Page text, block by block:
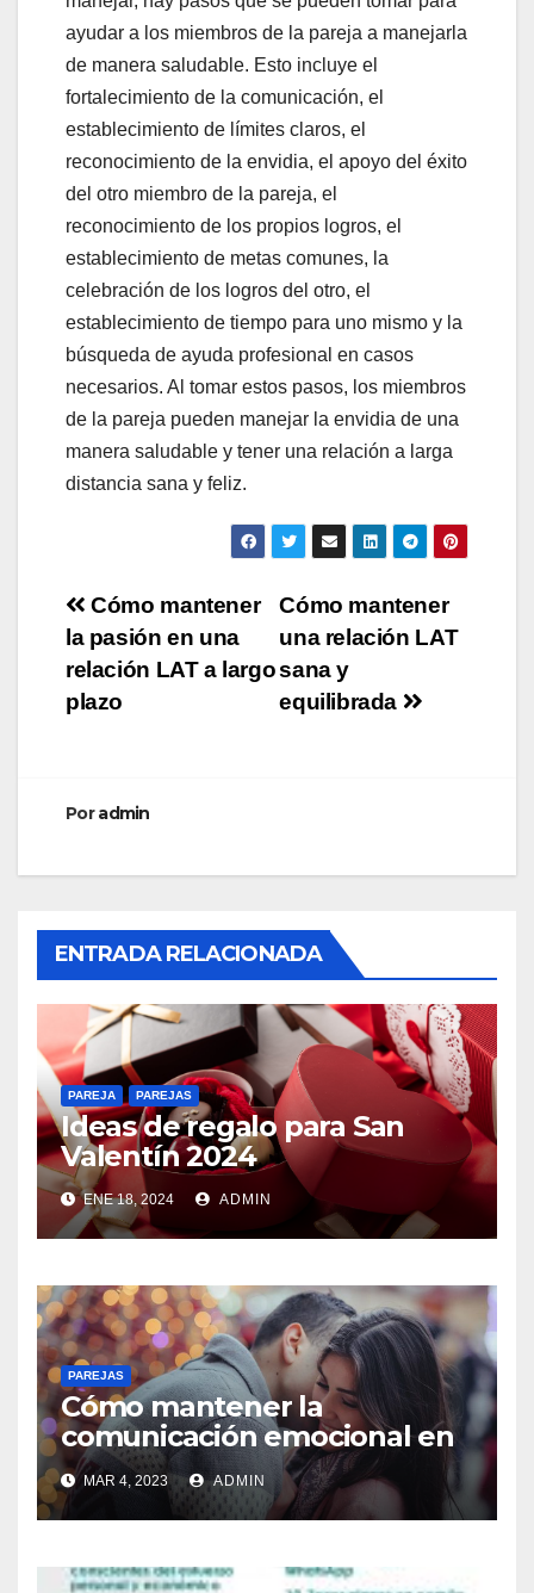
ayudar a los miembros de la pareja a manejarla
de manera saludable. Esto incluye el
fortalecimiento de la comunicación, el
establecimiento de límites claros, el
reconocimiento de la envidia, el apoyo del éxito
del otro miembro de la pareja, el
reconocimiento de los propios logros, el
establecimiento de metas comunes, la
celebración de los logros del otro, el
establecimiento de tiempo para uno mismo y la
búsqueda de ayuda profesional en casos
necesarios. Al tomar estos pasos, los miembros
de la pareja pueden manejar la envidia de una
manera saludable y tener una relación a larga
distancia sana y feliz.
Navegación
de
entradas
Cómo mantener
una relación LAT
sana y
equilibrada
Cómo mantener
la pasión en una
relación LAT a largo
plazo
Poradmin
ENTRADA RELACIONADA
PAREJA PAREJAS
Ideas de regalo para San
Valentín 2024
ENE 18, 2024 ADMIN
PAREJAS
Cómo mantener la
comunicación emocional en
una relación LAT
MAR 4, 2023 ADMIN